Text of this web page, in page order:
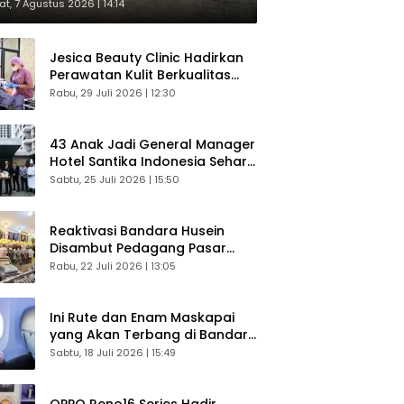
7 Agustus 2026 | 14:14
Jesica Beauty Clinic Hadirkan
Perawatan Kulit Berkualitas
Plus Konsultasi Gratis
Rabu, 29 Juli 2026 | 12:30
43 Anak Jadi General Manager
Hotel Santika Indonesia Sehari
Sukses Digelar
Sabtu, 25 Juli 2026 | 15:50
Reaktivasi Bandara Husein
Disambut Pedagang Pasar
Baru, Diyakini Bangkitkan
Rabu, 22 Juli 2026 | 13:05
Ini Rute dan Enam Maskapai
yang Akan Terbang di Bandara
Husein Sastranegara
Sabtu, 18 Juli 2026 | 15:49